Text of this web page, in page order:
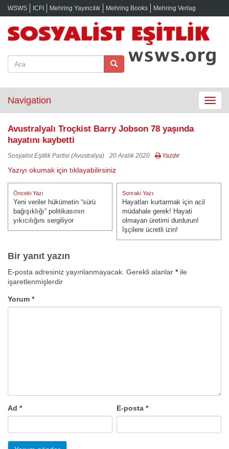
WSWS ICFI Mehring Yayıncılık Mehring Books Mehring Verlag
Toggle
Navigation
Avustralyalı Troçkist Barry Jobson 78 yaşında
hayatını kaybetti
Sosyalist Eşitlik Partisi (Avustralya) 20 Aralık 2020 Yazdır
Yazıyı okumak için tıklayabilirsiniz
Yazı
gezinmesi
Önceki Yazı
Önceki Yazı:
Yeni veriler hükümetin “sürü
bağışıklığı” politikasının
yıkıcılığını sergiliyor
Sonraki Yazı
Sonraki Yazı:
Hayatları kurtarmak için acil
müdahale gerek! Hayati
olmayan üretimi durdurun!
İşçilere ücretli izin!
Bir yanıt yazın
E-posta adresiniz yayınlanmayacak. Gerekli alanlar *ile
işaretlenmişlerdir
Yorum *
Ad * E-posta*